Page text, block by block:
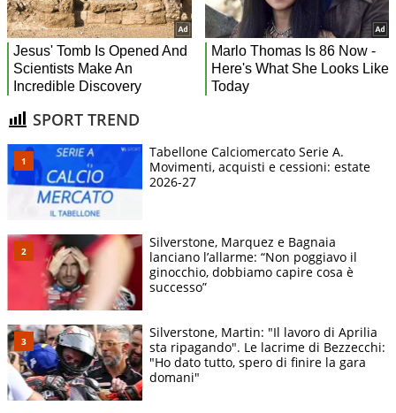
SPORT TREND
Tabellone Calciomercato Serie A.
Movimenti, acquisti e cessioni: estate
2026-27
Silverstone, Marquez e Bagnaia
lanciano l’allarme: “Non poggiavo il
ginocchio, dobbiamo capire cosa è
successo”
Silverstone, Martin: "Il lavoro di Aprilia
sta ripagando". Le lacrime di Bezzecchi:
"Ho dato tutto, spero di finire la gara
domani"